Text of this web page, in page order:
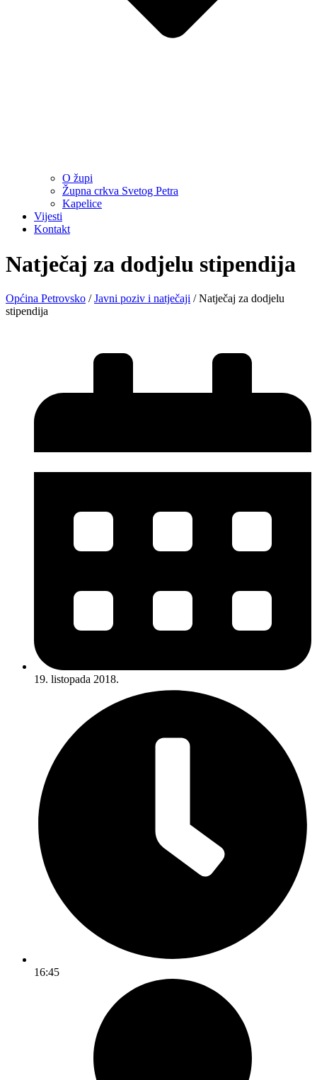
O župi
Župna crkva Svetog Petra
Kapelice
Vijesti
Kontakt
Natječaj za dodjelu stipendija
Općina Petrovsko /Javni poziv i natječaji /Natječaj za dodjelu
stipendija
19. listopada 2018.
16:45